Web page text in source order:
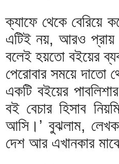
ক্যাফে থেকে বেরিয়ে
এটিই নয়, আরও প্রায়
বলেই হয়তো বইয়ের
পেরোবার সময়ে দাতো
একটি বইয়ের
বই বেচার হিসাব
আসি।’ বুঝলাম,
দেশ আর এখানকার